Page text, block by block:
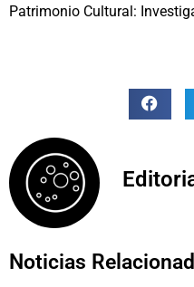
Patrimonio Cultural:
Noticias